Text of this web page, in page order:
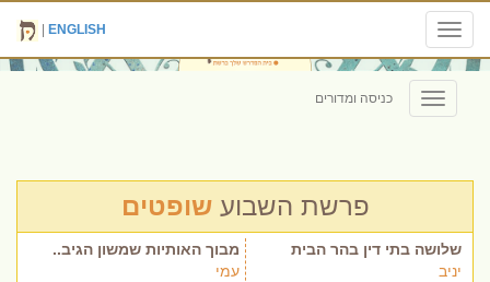
Toggle
navigation
ENGLISH
Toggle
navigation
כניסה ומדורים
פרשת השבועשופטים
שלושה בתי דין בהר הבית
יניב
מבוך האותיות שמשון הגיב..
עמי